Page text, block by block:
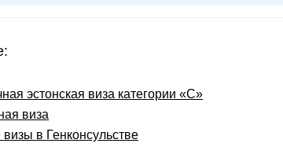
эстонская виза категории «С»
виза
в Генконсульстве